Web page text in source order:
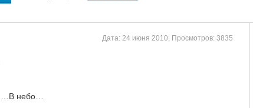
Дата: 24 июня 2010, Просмотров: 3835
…В небо…